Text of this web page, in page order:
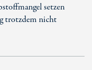
setzen
trotzdem nicht